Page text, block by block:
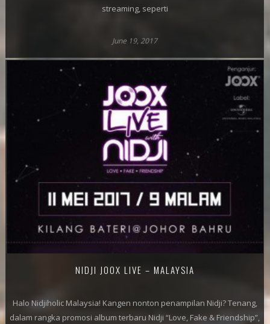
streaming, seperti
June 19, 2017
NIDJI JOOX LIVE – MALAYSIA
Halo Nidjiholic Malaysia! Kangen nonton penampilan Nidji? Tenang,
dalam rangka promosi album terbaru Nidji “Love, Fake & Friendship”,